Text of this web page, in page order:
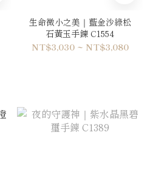
生命微小之美｜藍金沙綠松
石黃玉手鍊 C1554
NT$3,030 ~ NT$3,080